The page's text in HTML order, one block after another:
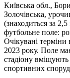
Київська обл.,
Золочівська,
(знаходиться за
футбольне поле:
Очікувані
2023 року. Поле
стадіону вміщують
спортивних